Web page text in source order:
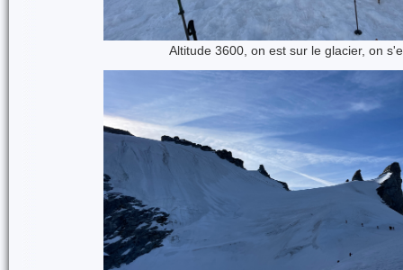
Altitude 3600, on est sur le glacier, on